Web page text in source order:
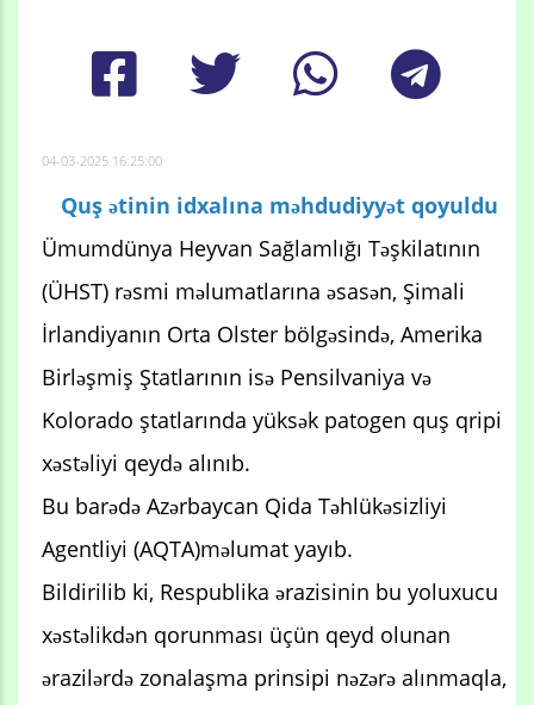
04-03-2025 16:25:00
Quş ətinin idxalına məhdudiyyət qoyuldu
Ümumdünya Heyvan Sağlamlığı Təşkilatının
(ÜHST) rəsmi məlumatlarına əsasən, Şimali
İrlandiyanın Orta Olster bölgəsində, Amerika
Birləşmiş Ştatlarının isə Pensilvaniya və
Kolorado ştatlarında yüksək patogen quş qripi
xəstəliyi qeydə alınıb.
Bu barədə Azərbaycan Qida Təhlükəsizliyi
Agentliyi (AQTA)məlumat yayıb.
Bildirilib ki, Respublika ərazisinin bu yoluxucu
xəstəlikdən qorunması üçün qeyd olunan
ərazilərdə zonalaşma prinsipi nəzərə alınmaqla,